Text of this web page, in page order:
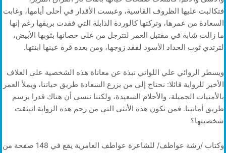
فتكالبت عليها الظروف القاسية، وعبست الأقدار في أحلى أيامها، وغابت
السعادة من عمرها، وتركتها كالوردة الذابلة التي فقدت بريقها رغم إنها
ما زالت شابة في مقتبل العمر لتترجل من على حصانها بثوبها الأبيض،
لترتدي ثوب الحداد الأسود لفقد زوجها، ومن بعده قرة عينها ابنتها.
ويسطر الروائي علي اللواتي نبذة عن معاناة هذه الشخصية على الغلاف
الأخير للرواية قائلا: نحتاج إلى من يزرع السعادة طريق حياتنا، ويملأ العمر
بالأمنيات الجميلة، والأحلام السعيدة، ولكننا ننسى أن هناك قدرا يرسم
طريق أمانينا. فمن تكون هذه الأنثى التي من رحم هذه الرواية انبثقت
شخصيتها؟
وكتاب /رشة عواطف/ للشاعرة عواطف العامرية يقع في 148 صفحة من